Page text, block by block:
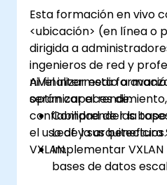
Esta formación en vivo
<ubicación> (en línea o
dirigida a
ingenieros de red y
nivel intermedio a
optimizar el
confiabilidad de las
el uso de la arquitectura
VXLAN.
Al finalizar esta
serán capaces de:
Comprender la
Leaf y sus beneficios.
Implementar
bases de datos